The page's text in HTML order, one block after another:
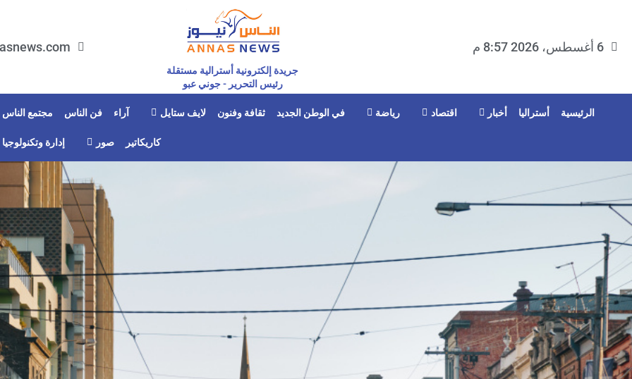
6 أغسطس، 2026 8:57 م
جريدة إلكترونية أسترالية مستقلة
رئيس التحرير - جوني عبو
الرئيسية أستراليا أخبار اقتصاد رياضة في الوطن الجديد ثقافة وفنون لايف ستايل آراء فن الناس مجتمع الناس
كاريكاتير صور إدارة وتكنولوجيا